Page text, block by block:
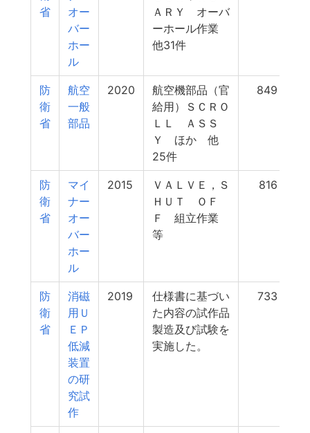
省
オー
バー
ホー
ル
ＡＲＹ オーバ
ーホール作業
他31件
防
衛
省
航空
一般
部品
2020
航空機部品（官
給用）ＳＣＲＯ
ＬＬ ＡＳＳ
Ｙ ほか 他
25件
849
防
衛
省
マイ
ナー
オー
バー
ホー
ル
2015
ＶＡＬＶＥ，Ｓ
ＨＵＴ ＯＦ
Ｆ 組立作業
等
816
防
衛
省
消磁
用Ｕ
ＥＰ
低減
装置
の研
究試
作
2019
仕様書に基づい
た内容の試作品
製造及び試験を
実施した。
733